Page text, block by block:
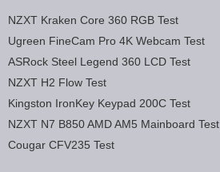
NZXT Kraken Core 360 RGB Test
Ugreen FineCam Pro 4K Webcam Test
ASRock Steel Legend 360 LCD Test
NZXT H2 Flow Test
Kingston IronKey Keypad 200C Test
NZXT N7 B850 AMD AM5 Mainboard Test
Cougar CFV235 Test